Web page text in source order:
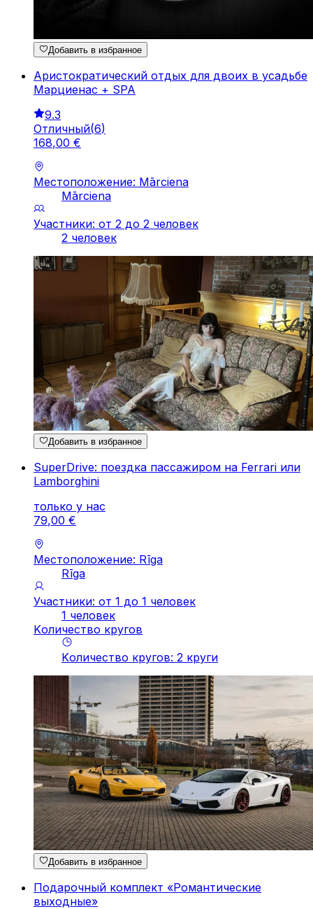
Добавить в избранное
Аристократический отдых для двоих в усадьбе
Марциенас + SPA
9.3
Отличный(6)
168,00 €
Местоположение: Mārciena
Mārciena
Участники: от 2 до 2 человек
2 человек
Добавить в избранное
SuperDrive: поездка пассажиром на Ferrari или
Lamborghini
только у нас
79,00 €
Местоположение: Rīga
Rīga
Участники: от 1 до 1 человек
1 человек
Kоличество кругов
Kоличество кругов: 2 круги
Добавить в избранное
Подарочный комплект «Романтические
выходные»